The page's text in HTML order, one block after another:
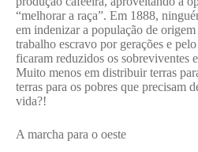
“melhorar a raça”. Em 1888,
em indenizar a população de
trabalho escravo por gerações e
ficaram reduzidos os sobreviventes
Muito menos em distribuir terras
terras para os pobres que precisam
vida?!
A marcha para o oeste